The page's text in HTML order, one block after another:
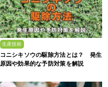
生産技術
コニシキソウの駆除方法とは？ 発生
原因や効果的な予防対策を解説